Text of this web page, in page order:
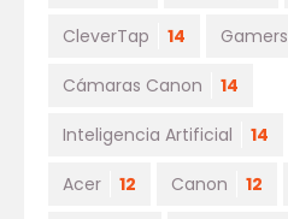
CleverTap 14 Gamers
Cámaras Canon 14
Inteligencia Artificial 14
Acer 12 Canon 12